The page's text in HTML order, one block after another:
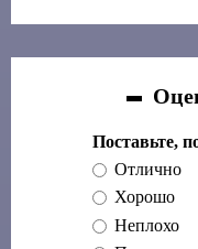
Поставьте,
Отлично
Хорошо
Неплохо